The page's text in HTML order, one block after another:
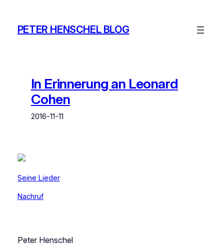
springen
PETER HENSCHEL BLOG
In Erinnerung an Leonard
Cohen
2016-11-11
Seine Lieder
Nachruf
Peter Henschel